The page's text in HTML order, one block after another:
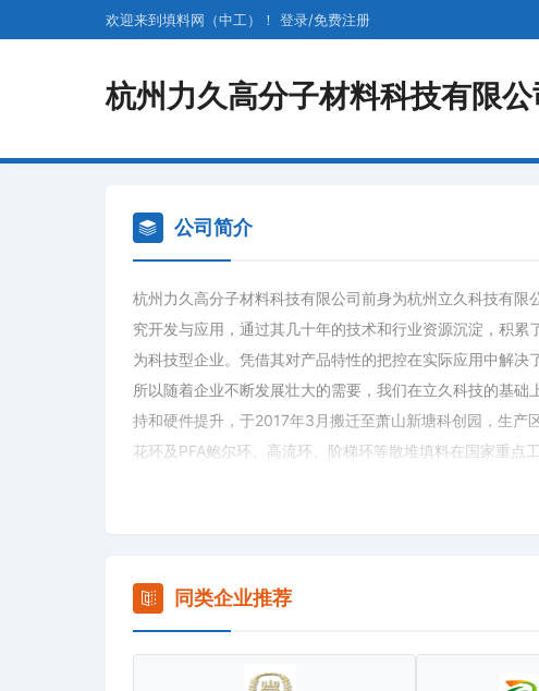
欢迎来到填料网（中工）！ 登录/免费注册
杭州力久高分子材料科技有限公
公司简介
杭州力久高分子材料科技有限公司前身为杭州立久科技有
究开发与应用，通过其几十年的技术和行业资源沉淀，积
为科技型企业。凭借其对产品特性的把控在实际应用中解决
所以随着企业不断发展壮大的需要，我们在立久科技的基
持和硬件提升，于2017年3月搬迁至萧山新塘科创园，生产
花环及PFA鲍尔环、高流环、阶梯环等散堆填料在国家重
与此同时我们吸纳了国内外的先进技术，先进的设备和高
本公司依靠科技进步，不断的技术创新研究，还开发了多
证。我们研究和开发的产品近几年来在国内外一致得到用户
力久科技将通过不断的通过技术进步和开发创新，为客户
同类企业推荐